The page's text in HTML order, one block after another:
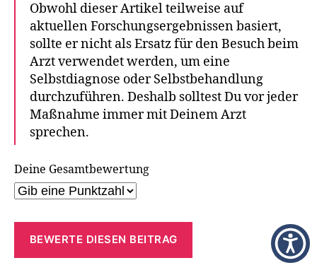
Obwohl dieser Artikel teilweise auf
aktuellen Forschungsergebnissen basiert,
sollte er nicht als Ersatz für den Besuch beim
Arzt verwendet werden, um eine
Selbstdiagnose oder Selbstbehandlung
durchzuführen. Deshalb solltest Du vor jeder
Maßnahme immer mit Deinem Arzt
sprechen.
Deine Gesamtbewertung
BEWERTE DIESEN BEITRAG